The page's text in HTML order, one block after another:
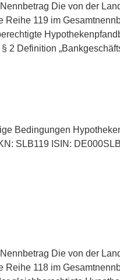
Die von der
119 im
2 Definition
Bedingungen
SLB119 ISIN:
Die von der
118 im